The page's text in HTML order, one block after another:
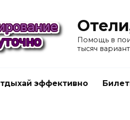
Помощь в
тысяч
эффективно